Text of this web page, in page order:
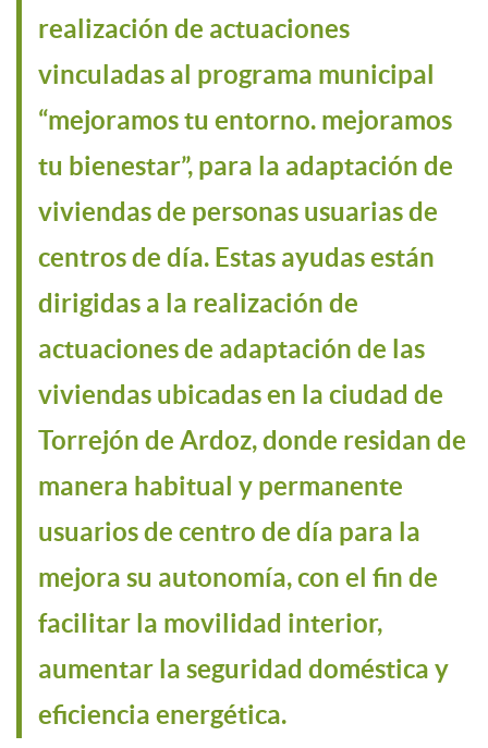
realización de actuaciones
vinculadas al programa municipal
“mejoramos tu entorno. mejoramos
tu bienestar”, para la adaptación de
viviendas de personas usuarias de
centros de día. Estas ayudas están
dirigidas a la realización de
actuaciones de adaptación de las
viviendas ubicadas en la ciudad de
Torrejón de Ardoz, donde residan de
manera habitual y permanente
usuarios de centro de día para la
mejora su autonomía, con el fin de
facilitar la movilidad interior,
aumentar la seguridad doméstica y
eficiencia energética.